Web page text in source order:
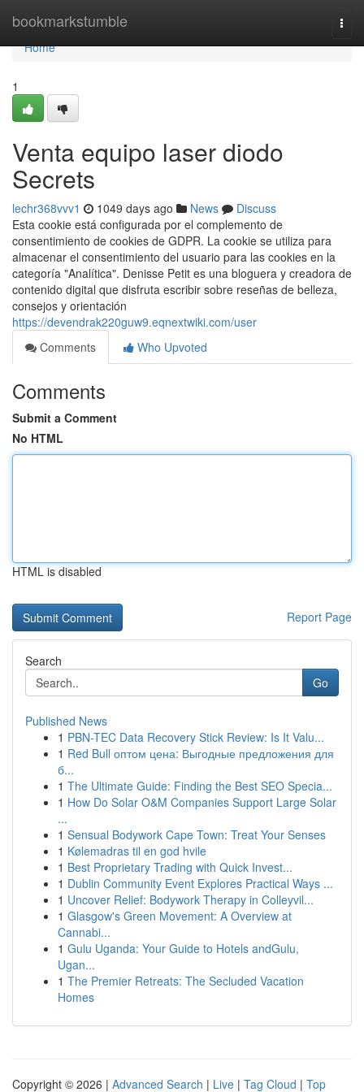
bookmarkstumble
Home
Home
1
Venta equipo laser diodo
Secrets
lechr368vvv1 1049 days ago News
Discuss
Esta cookie está configurada por el complemento de
consentimiento de cookies de GDPR. La cookie se utiliza para
almacenar el consentimiento del usuario para las cookies en la
categoría "Analítica". Denisse Petit es una bloguera y creadora de
contenido digital que disfruta escribir sobre reseñas de belleza,
consejos y orientación
https://devendrak220guw9.eqnextwiki.com/user
Comments
Who Upvoted
Comments
Submit a Comment
No HTML
HTML is disabled
Report Page
Search
Go
Published News
1 PBN-TEC Data Recovery Stick Review: Is It Valu...
1 Red Bull оптом цена: Выгодные предложения для
б...
1 The Ultimate Guide: Finding the Best SEO Specia...
1 How Do Solar O&M Companies Support Large Solar
...
1 Sensual Bodywork Cape Town: Treat Your Senses
1 Kølemadras til en god hvile
1 Best Proprietary Trading with Quick Invest...
1 Dublin Community Event Explores Practical Ways ...
1 Uncover Relief: Bodywork Therapy in Colleyvil...
1 Glasgow's Green Movement: A Overview at
Cannabi...
1 Gulu Uganda: Your Guide to Hotels andGulu,
Ugan...
1 The Premier Retreats: The Secluded Vacation
Homes
Copyright © 2026 | Advanced Search | Live | Tag Cloud | Top